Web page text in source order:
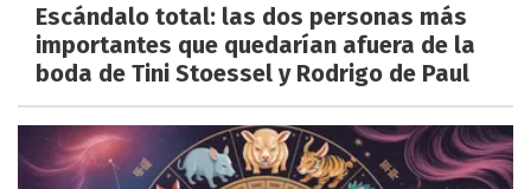
Escándalo total: las dos personas más
importantes que quedarían afuera de la
boda de Tini Stoessel y Rodrigo de Paul